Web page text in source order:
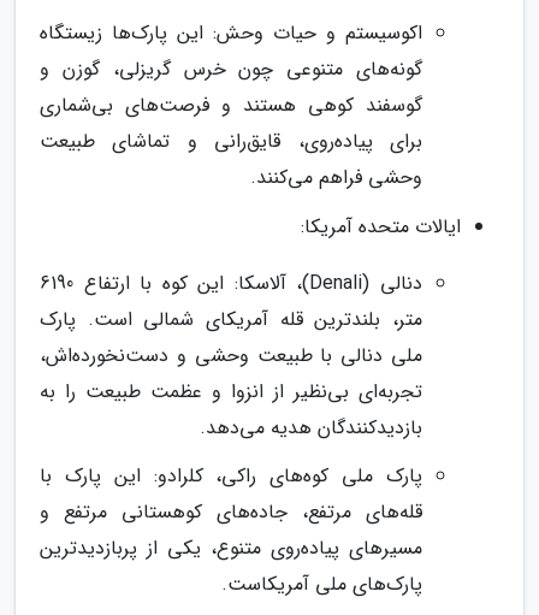
اکوسیستم و حیات وحش: این پارک‌ها زیستگاه
گونه‌های متنوعی چون خرس گریزلی، گوزن و
گوسفند کوهی هستند و فرصت‌های بی‌شماری
برای پیاده‌روی، قایق‌رانی و تماشای طبیعت
وحشی فراهم می‌کنند.
ایالات متحده آمریکا:
دنالی (Denali)، آلاسکا: این کوه با ارتفاع 6190
متر، بلندترین قله آمریکای شمالی است. پارک
ملی دنالی با طبیعت وحشی و دست‌نخورده‌اش،
تجربه‌ای بی‌نظیر از انزوا و عظمت طبیعت را به
بازدیدکنندگان هدیه می‌دهد.
پارک ملی کوه‌های راکی، کلرادو: این پارک با
قله‌های مرتفع، جاده‌های کوهستانی مرتفع و
مسیرهای پیاده‌روی متنوع، یکی از پربازدیدترین
پارک‌های ملی آمریکاست.